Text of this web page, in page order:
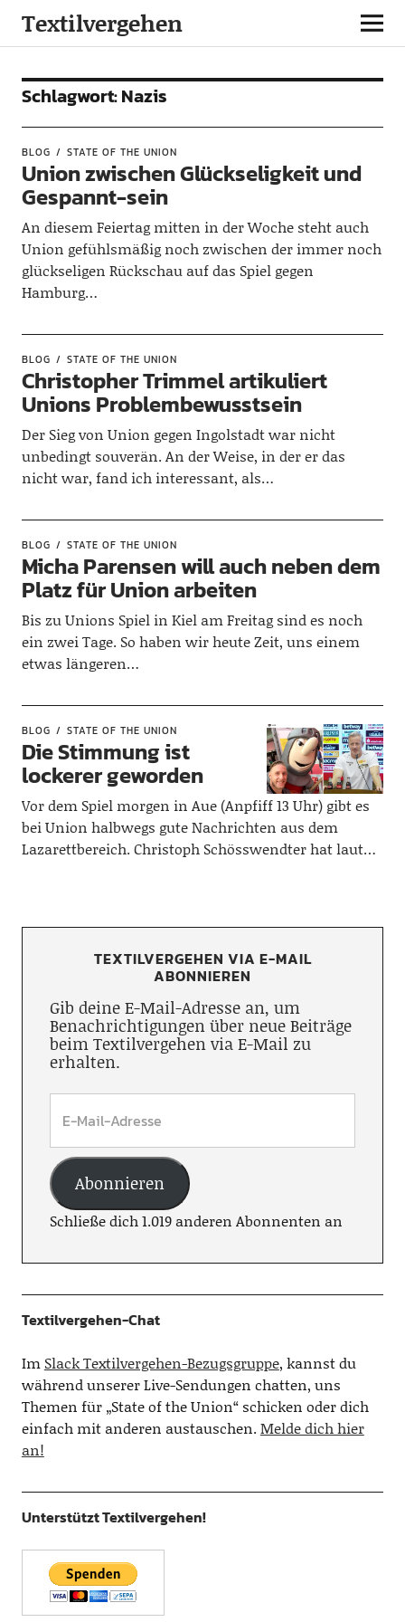
Textilvergehen
Schlagwort:Nazis
BLOG STATE OF THE UNION
Union zwischen Glückseligkeit und
Gespannt-sein
An diesem Feiertag mitten in der Woche steht auch
Union gefühlsmäßig noch zwischen der immer noch
glückseligen Rückschau auf das Spiel gegen
Hamburg…
BLOG STATE OF THE UNION
Christopher Trimmel artikuliert
Unions Problembewusstsein
Der Sieg von Union gegen Ingolstadt war nicht
unbedingt souverän. An der Weise, in der er das
nicht war, fand ich interessant, als…
BLOG STATE OF THE UNION
Micha Parensen will auch neben dem
Platz für Union arbeiten
Bis zu Unions Spiel in Kiel am Freitag sind es noch
ein zwei Tage. So haben wir heute Zeit, uns einem
etwas längeren…
BLOG STATE OF THE UNION
Die Stimmung ist
lockerer geworden
Vor dem Spiel morgen in Aue (Anpfiff 13 Uhr) gibt es
bei Union halbwegs gute Nachrichten aus dem
Lazarettbereich. Christoph Schösswendter hat laut…
TEXTILVERGEHEN VIA E-MAIL
ABONNIEREN
Gib deine E-Mail-Adresse an, um
Benachrichtigungen über neue Beiträge
beim Textilvergehen via E-Mail zu
erhalten.
Abonnieren
Schließe dich 1.019 anderen Abonnenten an
Textilvergehen-Chat
Im Slack Textilvergehen-Bezugsgruppe, kannst du
während unserer Live-Sendungen chatten, uns
Themen für „State of the Union“ schicken oder dich
einfach mit anderen austauschen.Melde dich hier
an!
Unterstützt Textilvergehen!